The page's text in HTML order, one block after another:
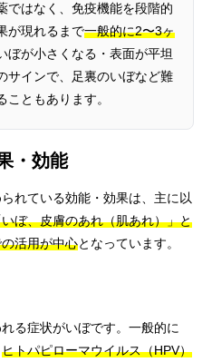
ではなく、免疫機能を段階的
が現れるまで一般的に2〜3ヶ
ぼが小さくなる・表面が平坦
サインで、足裏のいぼなど難
ともあります。
・効能
れている効能・効果は、主に以
ぼ、皮膚のあれ（肌あれ）」と
活用が中心となっています。
る症状がいぼです。一般的に
ヒトパピローマウイルス（HPV）